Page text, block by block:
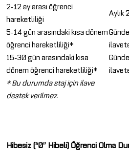
2-12 ay arası öğrenci
hareketliliği
Aylık
5-14 gün arasındaki kısa dönem
öğrenci hareketliliği*
15-30 gün arasındaki kısa
dönem öğrenci hareketliliği*
* Bu durumda staj için ilave
destek verilmez.
Hibesiz (“0” Hibeli) Öğrenci Olma